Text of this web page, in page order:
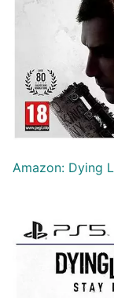
Amazon: Dying